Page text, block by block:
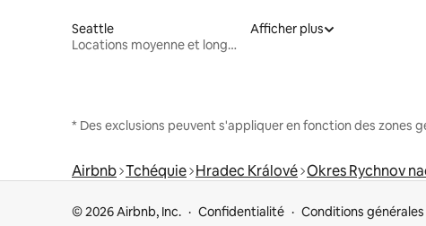
Seattle
Locations moyenne et longue durée
Afficher plus
* Des exclusions peuvent s'appliquer en fonction des zones
Airbnb Tchéquie Hradec Králové Okres Rychnov
© 2026 Airbnb, Inc. Confidentialité Conditions générales